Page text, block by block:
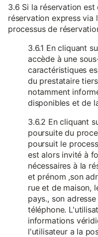
3.6 Si la réservation
réservation express via
processus de
3.6.1 En cliquant
accède à une
caractéristiques
du prestataire
notamment
disponibles et de
3.6.2 En cliquant
poursuite du
poursuit le
est alors invité à
nécessaires à la
et prénom ,son
rue et de maison,
pays., son
téléphone.
informations
l'utilisateur a la